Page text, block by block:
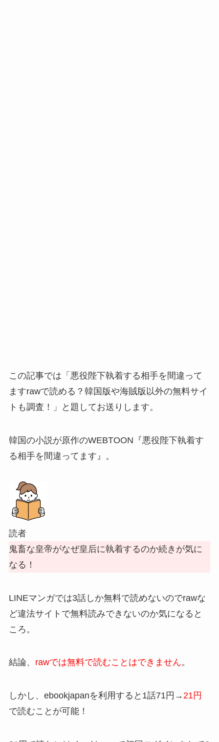
この記事では「悪役陛下執着する相手を間違って
ますrawで読める？韓国版や海賊版以外の無料サイ
トも調査！」と題してお送りします。
韓国の小説が原作のWEBTOON『悪役陛下執着す
る相手を間違ってます』。
読者
鬼畜な皇帝がなぜ皇后に執着するのか続きが気に
なる！
LINEマンガでは3話しか無料で読めないのでrawな
ど違法サイトで無料読みできないのか気になると
ころ。
結論、 rawでは無料で読むことはできません。
しかし、ebookjapanを利用すると1話71円→21円
で読むことが可能！